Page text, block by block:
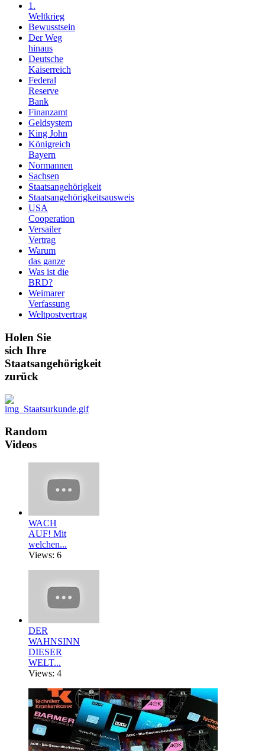
1.
Weltkrieg
Bewusstsein
Der Weg
hinaus
Deutsche
Kaiserreich
Federal
Reserve
Bank
Finanzamt
Geldsystem
King John
Königreich
Bayern
Normannen
Sachsen
Staatsangehörigkeit
Staatsangehörigkeitsausweis
USA
Cooperation
Versailer
Vertrag
Warum
das ganze
Was ist die
BRD?
Weimarer
Verfassung
Weltpostvertrag
Holen Sie
sich Ihre
Staatsangehörigkeit
zurück
Random
Videos
WACH
AUF! Mit
welchen...
Views: 6
DER
WAHNSINN
DIESER
WELT...
Views: 4